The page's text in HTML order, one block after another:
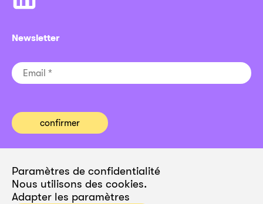
Paramètres de confidentialité
Nous utilisons des cookies.
Adapter les paramètres
Newsletter